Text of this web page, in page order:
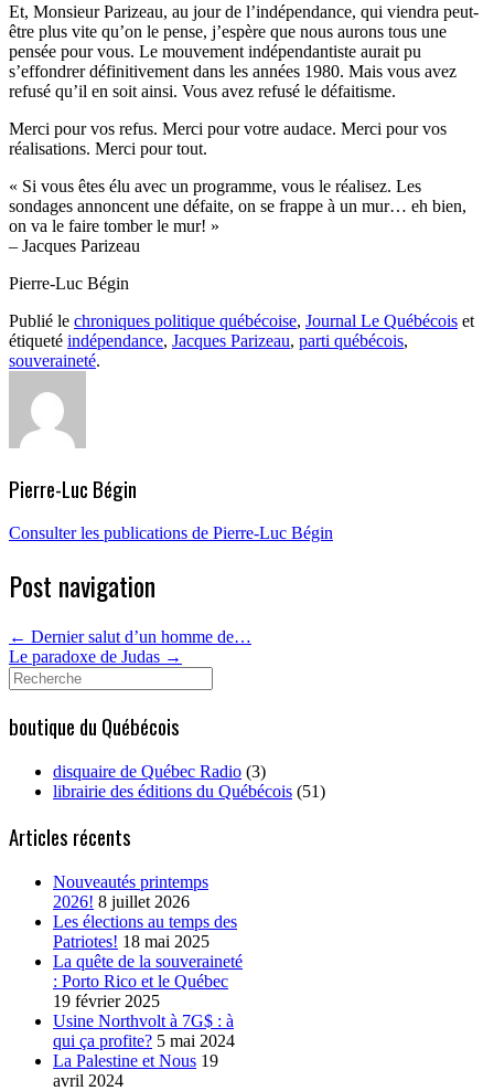
Et, Monsieur Parizeau, au jour de l’indépendance, qui viendra peut-
être plus vite qu’on le pense, j’espère que nous aurons tous une
pensée pour vous. Le mouvement indépendantiste aurait pu
s’effondrer définitivement dans les années 1980. Mais vous avez
refusé qu’il en soit ainsi. Vous avez refusé le défaitisme.
Merci pour vos refus. Merci pour votre audace. Merci pour vos
réalisations. Merci pour tout.
« Si vous êtes élu avec un programme, vous le réalisez. Les
sondages annoncent une défaite, on se frappe à un mur… eh bien,
on va le faire tomber le mur! »
– Jacques Parizeau
Pierre-Luc Bégin
Publié le chroniques politique québécoise, Journal Le Québécois et
étiqueté indépendance, Jacques Parizeau, parti québécois,
souveraineté.
Pierre-Luc Bégin
Consulter les publications de Pierre-Luc Bégin
Post navigation
← Dernier salut d’un homme de…
Le paradoxe de Judas →
Search
for:
boutique du Québécois
disquaire de Québec Radio (3)
librairie des éditions du Québécois (51)
Articles récents
Nouveautés printemps
2026! 8 juillet 2026
Les élections au temps des
Patriotes! 18 mai 2025
La quête de la souveraineté
: Porto Rico et le Québec
19 février 2025
Usine Northvolt à 7G$ : à
qui ça profite? 5 mai 2024
La Palestine et Nous 19
avril 2024